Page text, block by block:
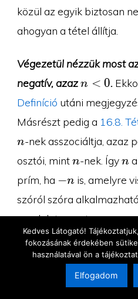
közül az egyik biztosan
ahogyan a tétel állítja.
Végezetül nézzük most
negatív, azazn\lt
n < 0.
Definíció utáni
Másrészt pedig a 16.8.
n-nek asszociáltja, azaz
osztói, mintn
n-nek. Ígyn
n
prím, ha -
n
−n is, amelyre
szóról szóra
gondolatmenet.
Ez alapján tehát az
addig a számig elmenni,
Megújultunk!
Kedves Látogató!
fokozásának érdekében
használatával ön a
Elfogadom